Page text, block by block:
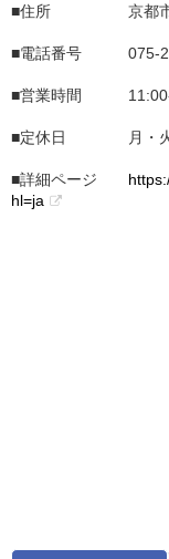
■住所 京都市上
■電話番号 075-
■営業時間 11:00-
■定休日 月・火・
■詳細ページ
hl=ja